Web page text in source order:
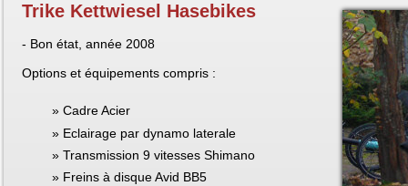
Trike Kettwiesel Hasebikes
- Bon état, année 2008
Options et équipements compris :
Cadre Acier
Eclairage par dynamo laterale
Transmission 9 vitesses Shimano
Freins à disque Avid BB5